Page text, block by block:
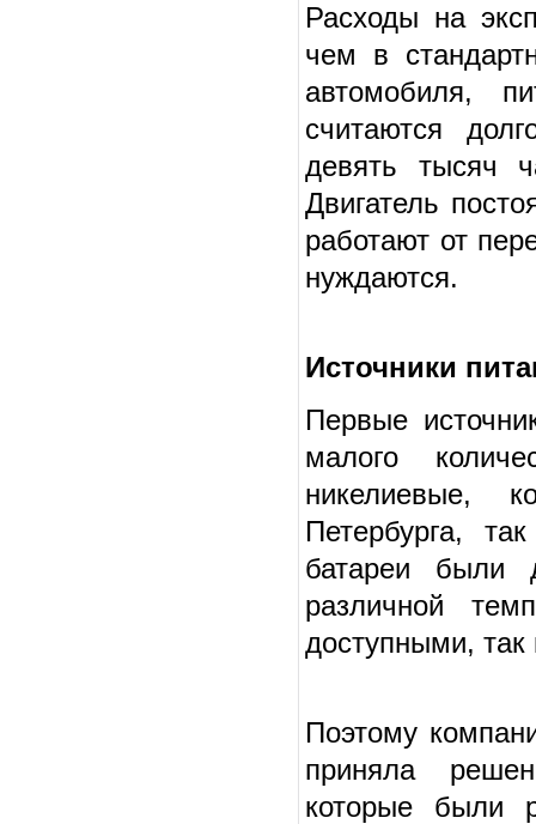
Расходы на
чем в
автомобиля,
считаются
девять тысяч
Двигатель
работают от
нуждаются.
Источники
Первые
малого
никелиевые,
Петербурга,
батареи были
различной
доступными, так
Поэтому
приняла
которые были